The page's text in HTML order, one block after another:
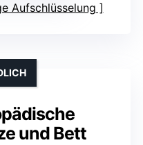
Aufschlüsselung
und Bett